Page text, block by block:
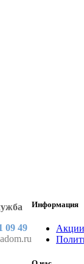
09 49
Информация